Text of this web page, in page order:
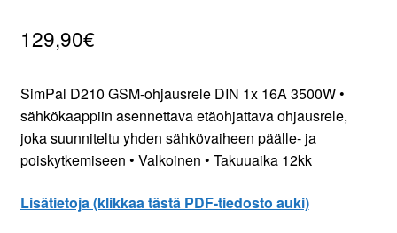
129,90€
SimPal D210 GSM-ohjausrele DIN 1x 16A 3500W •
sähkökaappiin asennettava etäohjattava ohjausrele,
joka suunniteltu yhden sähkövaiheen päälle- ja
poiskytkemiseen • Valkoinen • Takuuaika 12kk
Lisätietoja (klikkaa tästä PDF-tiedosto auki)